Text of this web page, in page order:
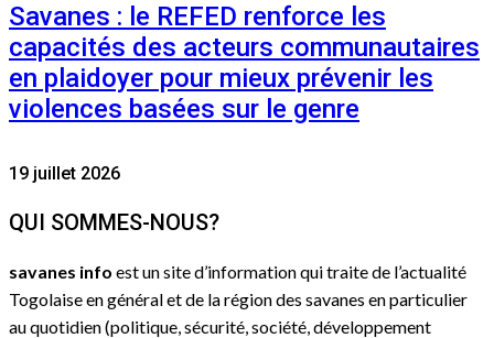
Savanes : le REFED renforce les
capacités des acteurs communautaires
en plaidoyer pour mieux prévenir les
violences basées sur le genre
19 juillet 2026
QUI SOMMES-NOUS?
savanes info est un site d’information qui traite de l’actualité
Togolaise en général et de la région des savanes en particulier
au quotidien (politique, sécurité, société, développement